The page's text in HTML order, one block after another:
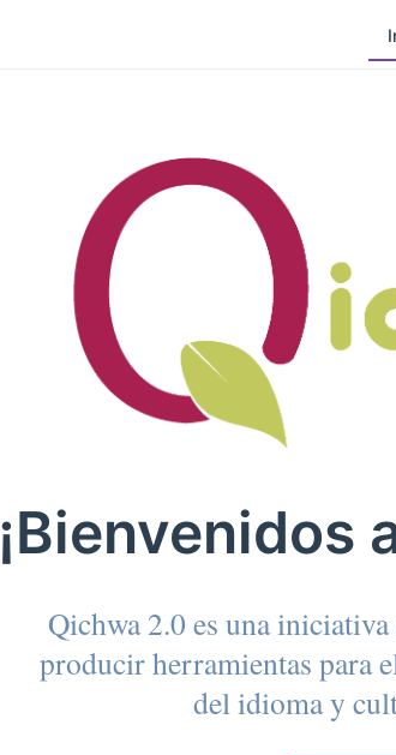
¡Bienvenidos
Qichwa 2.0 es una
producir herramientas para
del idioma y